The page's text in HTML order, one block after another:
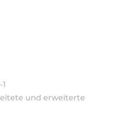
und erweiterte